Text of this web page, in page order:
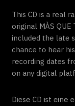
This CD is a real
original MÀS
included the late
chance to hear
recording dates
on any digital
Diese CD ist eine